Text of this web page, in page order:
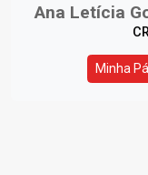
Ana Letícia
Minha